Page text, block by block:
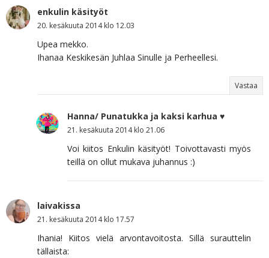
enkulin käsityöt
20. kesäkuuta 2014 klo 12.03
Upea mekko.
Ihanaa Keskikesän Juhlaa Sinulle ja Perheellesi.
Vastaa
Hanna/ Punatukka ja kaksi karhua ♥
21. kesäkuuta 2014 klo 21.06
Voi kiitos Enkulin käsityöt! Toivottavasti myös
teillä on ollut mukava juhannus :)
laivakissa
21. kesäkuuta 2014 klo 17.57
Ihania! Kiitos vielä arvontavoitosta. Sillä surauttelin
tällaista: